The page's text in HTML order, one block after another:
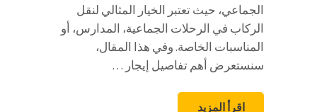
الجماعي، حيث تعتبر الخيار المثالي لنقل
الركاب في الرحلات الجماعية، المدارس، أو
المناسبات الخاصة. وفي هذا المقال،
سنستعرض أهم تفاصيل إيجار …
اقرأ المزيد